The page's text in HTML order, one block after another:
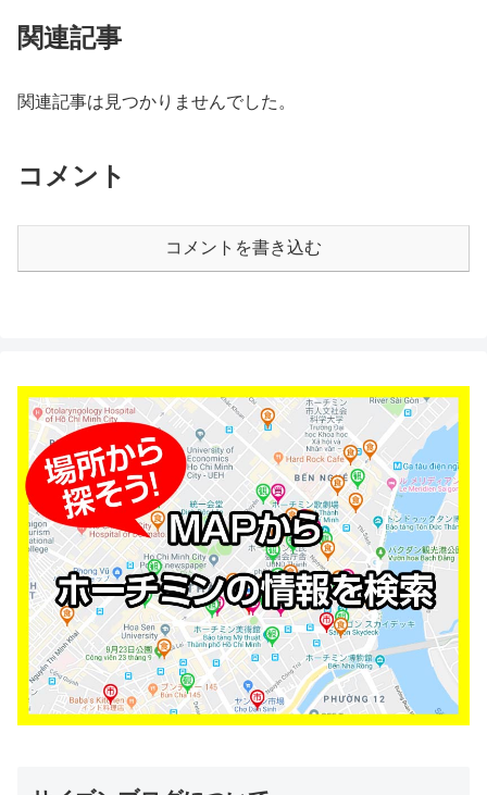
関連記事
関連記事は見つかりませんでした。
コメント
コメントを書き込む